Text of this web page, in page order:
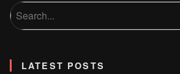
LATEST POSTS